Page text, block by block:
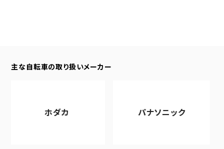
主な自転車の取り扱いメーカー
ホダカ パナソニック